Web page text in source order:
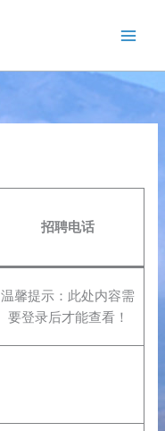
招聘电话
温馨提示：此处内容需
要登录后才能查看！